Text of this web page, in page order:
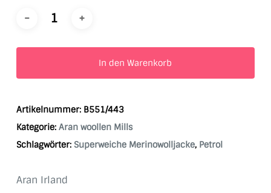
In den Warenkorb
Artikelnummer: B551/443
Kategorie: Aran woollen Mills
Schlagwörter: Superweiche Merinowolljacke, Petrol
Aran Irland